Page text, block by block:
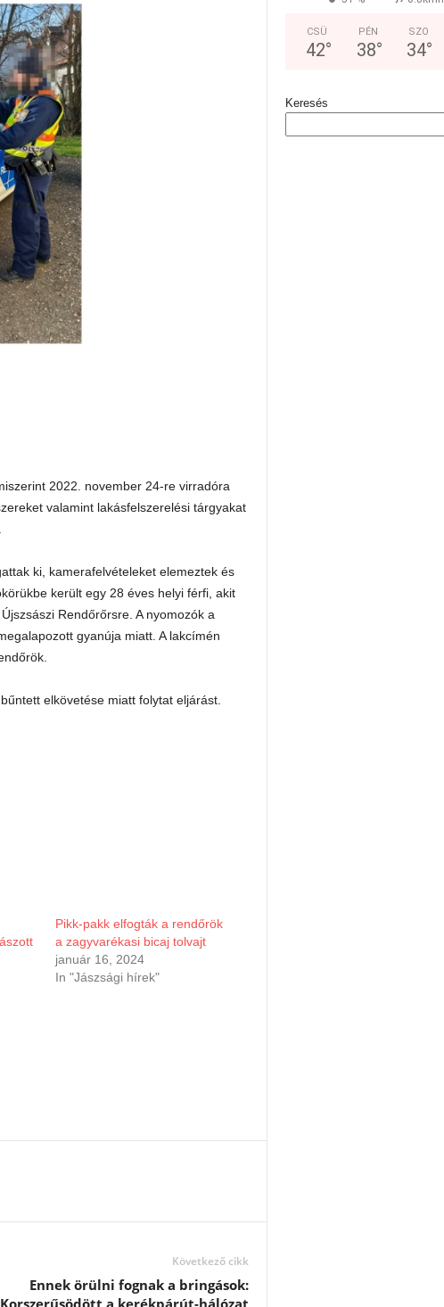
2022. november 24-re virradóra
valamint lakásfelszerelési tárgyakat
ki, kamerafelvételeket elemeztek és
került egy 28 éves helyi férfi, akit
Rendőrőrsre. A nyomozók a
gyanúja miatt. A lakcímén
elkövetése miatt folytat eljárást.
Pikk-pakk elfogták a rendőrök
a zagyvarékasi bicaj tolvajt
január 16, 2024
In "Jászsági hírek"
Következő cikk
Ennek örülni fognak a bringások:
Korszerűsödött a kerékpárút-hálózat
CSÜ
42°
PÉN
38°
SZO
34°
Keresés